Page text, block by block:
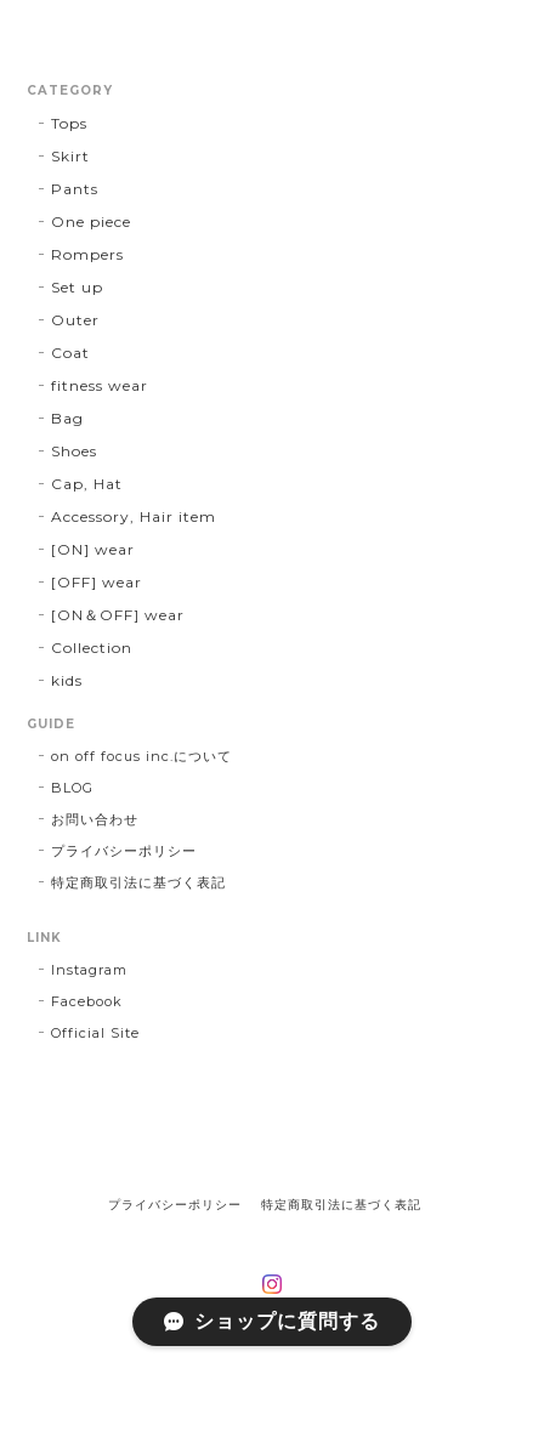
CATEGORY
Tops
Skirt
Pants
One piece
Rompers
Set up
Outer
Coat
fitness wear
Bag
Shoes
Cap, Hat
Accessory, Hair item
[ON] wear
[OFF] wear
[ON＆OFF] wear
Collection
kids
GUIDE
on off focus inc.について
BLOG
お問い合わせ
プライバシーポリシー
特定商取引法に基づく表記
LINK
Instagram
Facebook
Official Site
プライバシーポリシー 特定商取引法に基づく表記
©on off focus inc.
ショップに質問する